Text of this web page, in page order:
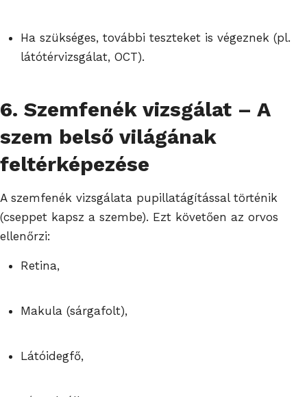
Ha szükséges, további teszteket is végeznek (pl.
látótérvizsgálat, OCT).
6. Szemfenék vizsgálat – A
szem belső világának
feltérképezése
A szemfenék vizsgálata pupillatágítással történik
(cseppet kapsz a szembe). Ezt követően az orvos
ellenőrzi:
Retina,
Makula (sárgafolt),
Látóidegfő,